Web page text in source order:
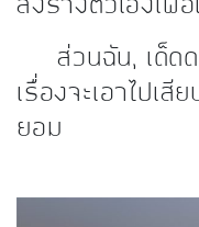
สิงร่างตัวเองเพื่
ส่วนฉัน, เด็ดด
เรื่องจะเอาไปเสี
ยอม